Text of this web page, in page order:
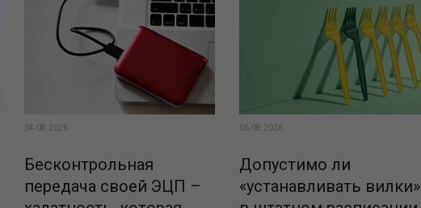
04.08.2026
Бесконтрольная
передача своей ЭЦП –
06.08.2026
Допустимо ли
«устанавливать вилки»